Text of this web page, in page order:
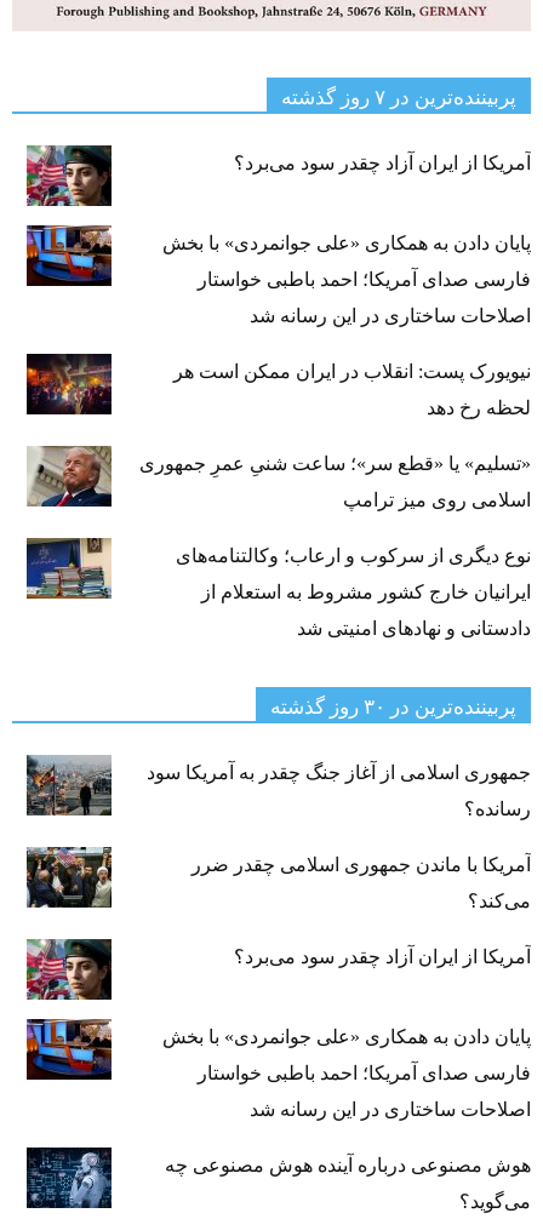
پربیننده‌ترین‌ در ۷ روز گذشته
آمریکا از ایران آزاد چقدر سود می‌برد؟
پایان دادن به همکاری «علی جوانمردی» با بخش
فارسی صدای آمریکا؛ احمد باطبی خواستار
اصلاحات ساختاری در این رسانه شد
نیویورک پست: انقلاب در ایران ممکن است هر
لحظه رخ دهد
«تسلیم» یا «قطع سر»؛ ساعت شنیِ عمرِ جمهوری
اسلامی روی میز ترامپ
نوع دیگری از سرکوب و ارعاب؛ وکالتنامه‌های
ایرانیان خارج کشور مشروط به استعلام از
دادستانی و نهادهای امنیتی شد
پربیننده‌ترین‌ در ۳۰ روز گذشته
جمهوری اسلامی از آغاز جنگ چقدر به آمریکا سود
رسانده؟
آمریکا با ماندن جمهوری اسلامی چقدر ضرر
می‌کند؟
آمریکا از ایران آزاد چقدر سود می‌برد؟
پایان دادن به همکاری «علی جوانمردی» با بخش
فارسی صدای آمریکا؛ احمد باطبی خواستار
اصلاحات ساختاری در این رسانه شد
هوش مصنوعی درباره آینده هوش مصنوعی چه
می‌گوید؟